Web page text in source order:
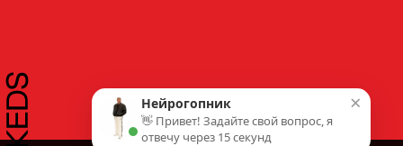
×
Нейрогопник
👋 Привет! Задайте свой вопрос, я
отвечу через 15 секунд